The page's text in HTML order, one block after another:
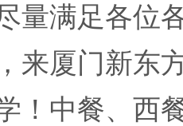
量满足各位
来厦门新东
！中餐、